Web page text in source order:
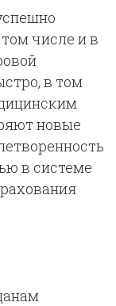
числе и в
в том
новые
в системе